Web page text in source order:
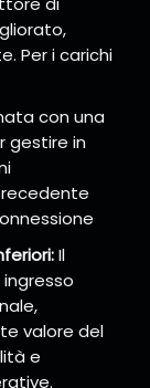
Per i carichi
con una
gestire in
Il
valore del
e